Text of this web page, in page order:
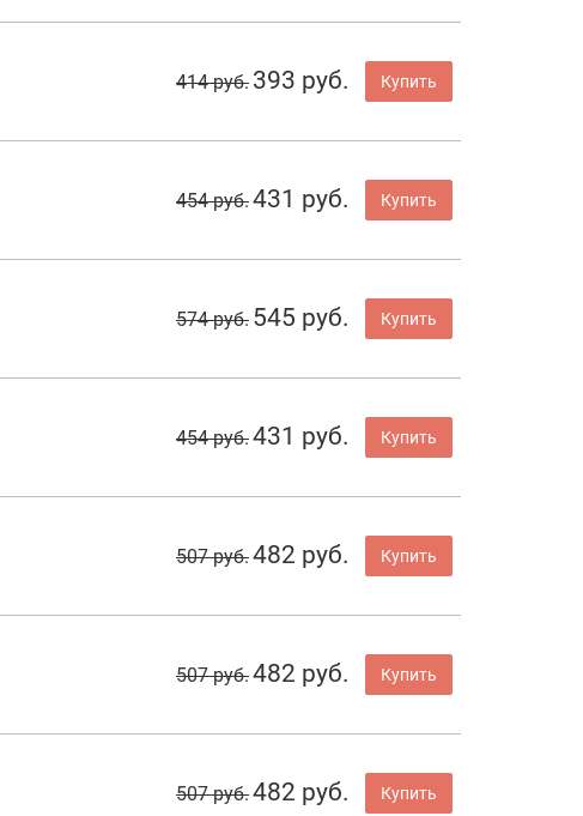
414 руб. 393 руб. Купить
454 руб.431 руб. Купить
574 руб. 545 руб. Купить
454 руб.431 руб. Купить
507 руб.482 руб. Купить
507 руб.482 руб. Купить
507 руб.482 руб. Купить